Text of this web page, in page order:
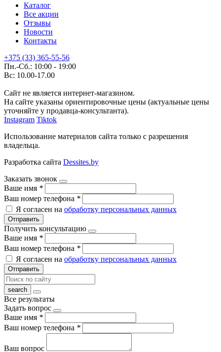
Каталог
Все акции
Отзывы
Новости
Контакты
+375 (33) 365-55-56
Пн.-Сб.: 10:00 - 19:00
Вс: 10.00-17.00
Сайт не является интернет-магазином.
На сайте указаны ориентировочные цены (актуальные цены
уточняйте у продавца-консультанта).
Instagram Tiktok
Использование материалов сайта только с разрешения
владельца.
Разработка сайта Dessites.by
Заказать звонок
Ваше имя *
Ваш номер телефона *
Я согласен на обработку персональных данных
Отправить
Получить консультацию
Ваше имя *
Ваш номер телефона *
Я согласен на обработку персональных данных
Отправить
Все результаты
Задать вопрос
Ваше имя *
Ваш номер телефона *
Ваш вопрос